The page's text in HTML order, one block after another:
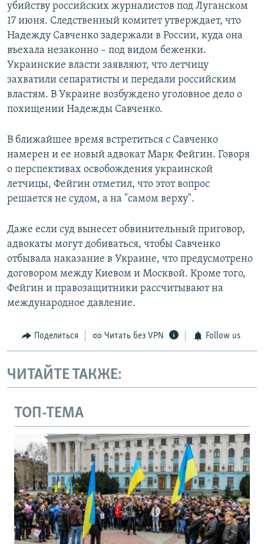
убийству российских журналистов под Луганском
17 июня. Следственный комитет утверждает, что
Надежду Савченко задержали в России, куда она
въехала незаконно – под видом беженки.
Украинские власти заявляют, что летчицу
захватили сепаратисты и передали российским
властям. В Украине возбуждено уголовное дело о
похищении Надежды Савченко.
В ближайшее время встретиться с Савченко
намерен и ее новый адвокат Марк Фейгин. Говоря
о перспективах освобождения украинской
летчицы, Фейгин отметил, что этот вопрос
решается не судом, а на "самом верху".
Даже если суд вынесет обвинительный приговор,
адвокаты могут добиваться, чтобы Савченко
отбывала наказание в Украине, что предусмотрено
договором между Киевом и Москвой. Кроме того,
Фейгин и правозащитники рассчитывают на
международное давление.
Поделиться Читать без VPN Follow us
ЧИТАЙТЕ ТАКЖЕ:
ТОП-ТЕМА